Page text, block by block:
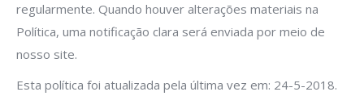
regularmente. Quando houver alterações materiais na
Política, uma notificação clara será enviada por meio de
nosso site.
Esta política foi atualizada pela última vez em: 24-5-2018.